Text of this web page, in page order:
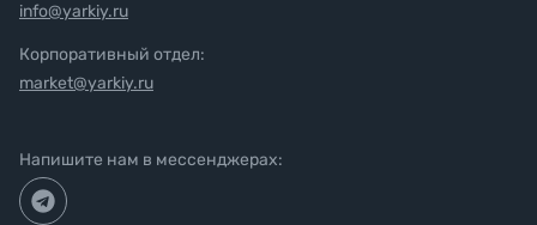
info@yarkiy.ru
Корпоративный отдел:
market@yarkiy.ru
Напишите нам в мессенджерах: